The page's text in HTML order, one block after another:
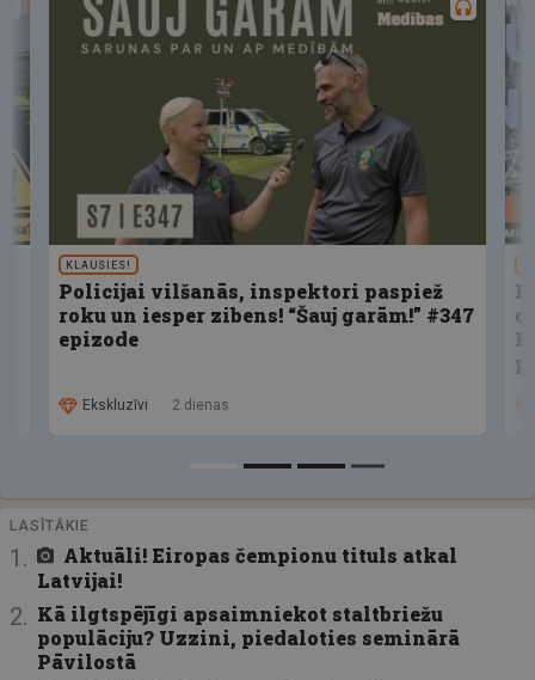
KLAUSIES!
Policijai vilšanās, inspektori paspiež
roku un iesper zibens! “Šauj garām!” #347
epizode
Ekskluzīvi 2 dienas
LASĪTĀKIE
Aktuāli! Eiropas čempionu tituls atkal
Latvijai!
Kā ilgtspējīgi apsaimniekot staltbriežu
populāciju? Uzzini, piedaloties seminārā
Pāvilostā